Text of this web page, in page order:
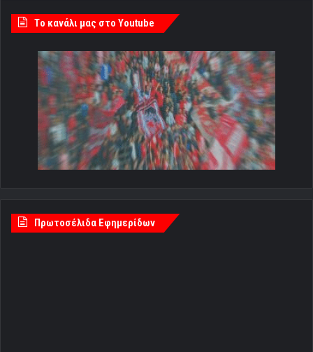
Tο κανάλι μας στο Youtube
Πρωτοσέλιδα Εφημερίδων